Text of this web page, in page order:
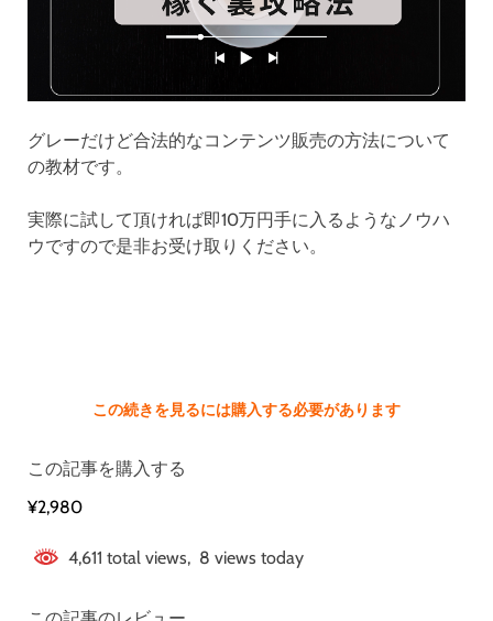
グレーだけど合法的なコンテンツ販売の方法について
の教材です。
実際に試して頂ければ即10万円手に入るようなノウハ
ウですので是非お受け取りください。
この続きを見るには購入する必要があります
この記事を購入する
¥2,980
4,611 total views, 8 views today